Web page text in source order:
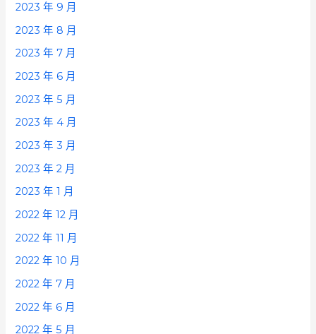
2023 年 9 月
2023 年 8 月
2023 年 7 月
2023 年 6 月
2023 年 5 月
2023 年 4 月
2023 年 3 月
2023 年 2 月
2023 年 1 月
2022 年 12 月
2022 年 11 月
2022 年 10 月
2022 年 7 月
2022 年 6 月
2022 年 5 月